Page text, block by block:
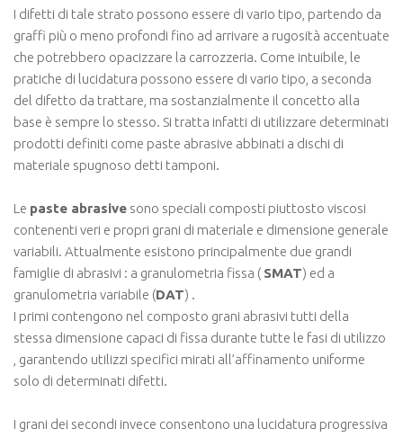
I difetti di tale strato possono essere di vario tipo, partendo da
graffi più o meno profondi fino ad arrivare a rugosità accentuate
che potrebbero opacizzare la carrozzeria. Come intuibile, le
pratiche di lucidatura possono essere di vario tipo, a seconda
del difetto da trattare, ma sostanzialmente il concetto alla
base è sempre lo stesso. Si tratta infatti di utilizzare determinati
prodotti definiti come paste abrasive abbinati a dischi di
materiale spugnoso detti tamponi.
Le paste abrasive sono speciali composti piuttosto viscosi
contenenti veri e propri grani di materiale e dimensione generale
variabili. Attualmente esistono principalmente due grandi
famiglie di abrasivi : a granulometria fissa ( SMAT) ed a
granulometria variabile (DAT) .
I primi contengono nel composto grani abrasivi tutti della
stessa dimensione capaci di fissa durante tutte le fasi di utilizzo
, garantendo utilizzi specifici mirati all’affinamento uniforme
solo di determinati difetti.
I grani dei secondi invece consentono una lucidatura progressiva